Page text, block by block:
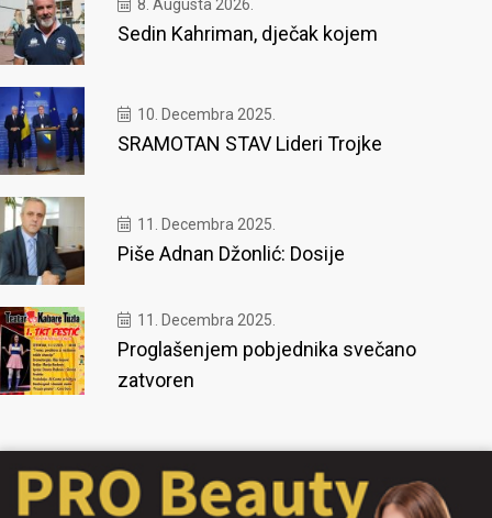
8. Augusta 2026.
Sedin Kahriman, dječak kojem
10. Decembra 2025.
SRAMOTAN STAV Lideri Trojke
11. Decembra 2025.
Piše Adnan Džonlić: Dosije
11. Decembra 2025.
Proglašenjem pobjednika svečano
zatvoren